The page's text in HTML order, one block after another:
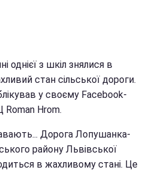
однієї з шкіл знялися в
стан сільської дороги.
у своєму Facebook-
Hrom.
Дорога Лопушанка-
району Львівської
в жахливому стані. Це